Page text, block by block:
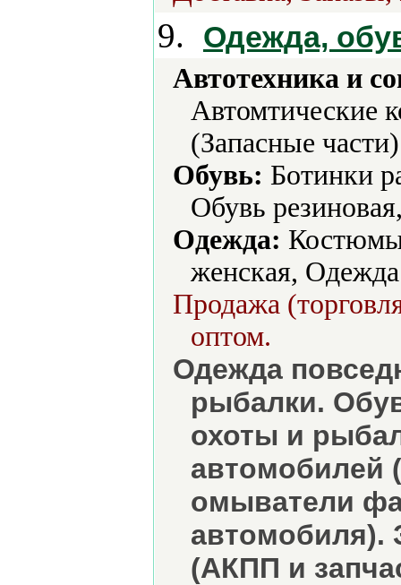
9. Одежда,
Автотехника и
Автомтические
(Запасные
Обувь: Ботинки
Обувь
Одежда:
женская,
Продажа
оптом.
Одежда
рыбалки.
охоты и
автомобилей
омыватели
автомобиля).
(АКПП и